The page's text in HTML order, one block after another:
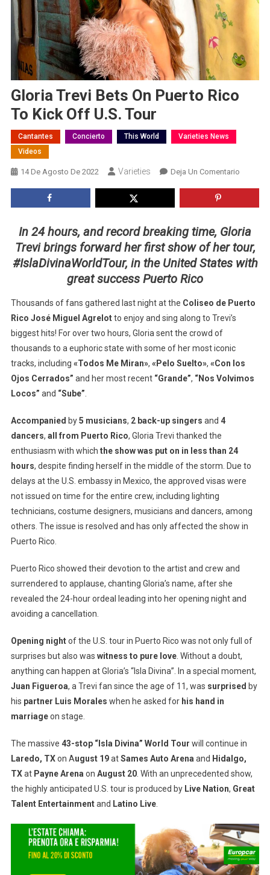
Gloria Trevi Bets On Puerto Rico
To Kick Off U.S. Tour
Cantantes Concierto This World
Varieties News
Videos
14 De Agosto De 2022 Varieties Deja Un ComentarioEn
On
Rico
To
In 24 hours, and record breaking time, Gloria
Trevi brings forward her first show of her tour,
#IslaDivinaWorldTour, in the United States with
great success Puerto Rico
Thousands of fans gathered last night at the Coliseo de Puerto
Rico José Miguel Agrelotto enjoy and sing along to Trevi’s
biggest hits! For over two hours, Gloria sent the crowd of
thousands to a euphoric state with some of her most iconic
tracks, including «Todos Me Miran», «Pelo Suelto», «Con los
Ojos Cerrados” and her most recent “Grande”, “Nos Volvimos
Locos” and “Sube”
Accompanied by5 musicians, 2 back-up singers and 4
dancers, all from Puerto Rico, Gloria Trevi thanked the
enthusiasm with which the show was put on in less than 24
hours, despite finding herself in the middle of the storm. Due to
delays at the U.S. embassy in Mexico, the approved visas were
not issued on time for the entire crew, including lighting
technicians, costume designers, musicians and dancers, among
others. The issue is resolved and has only affected the show in
Puerto Rico.
Puerto Rico showed their devotion to the artist and crew and
surrendered to applause, chanting Gloria’s name, after she
revealed the 24-hour ordeal leading into her opening night and
avoiding a cancellation.
Opening nightof the U.S. tour in Puerto Rico was not only full of
surprises but also was witness to pure love. Without a doubt,
anything can happen at Gloria’s “Isla Divina”. In a special moment,
Juan Figueroa, a Trevi fan since the age of 11, was surprised by
his partner Luis Morales when he asked for his hand in
marriageon stage.
The massive 43-stop “Isla Divina” World Tour will continue in
Laredo, TXon August 19atSames Auto Arena and Hidalgo,
TXat Payne Arena on August 20. With an unprecedented show,
the highly anticipated U.S. tour is produced by Live Nation, Great
Talent Entertainmentand Latino Live.